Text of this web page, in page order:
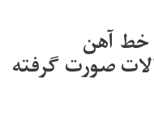
خط آهن
صورت گرفته